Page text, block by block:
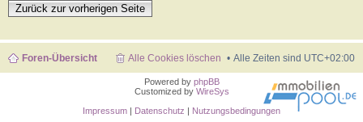
Zurück zur vorherigen Seite
Foren-Übersicht Alle Zeiten sind UTC+02:00
Alle Cookies löschen
Powered by phpBB
Customized by WireSys
Impressum | Datenschutz | Nutzungsbedingungen